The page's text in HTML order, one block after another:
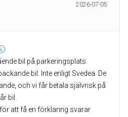
2026-07-05
bil på parkeringsplats.
bil. Inte enligt Svedea. De
och vi får betala självrisk på
bil.
att få en förklaring svarar